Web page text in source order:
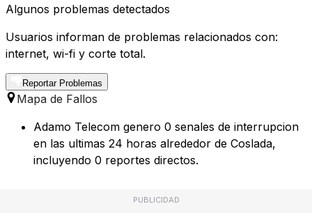
Algunos problemas detectados
Usuarios informan de problemas relacionados con:
internet, wi-fi y corte total.
Reportar Problemas
Mapa de Fallos
Adamo Telecom genero 0 senales de interrupcion
en las ultimas 24 horas alrededor de Coslada,
incluyendo 0 reportes directos.
PUBLICIDAD